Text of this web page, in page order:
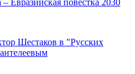
Евразийская повестка 2030
Шестаков в "Русских